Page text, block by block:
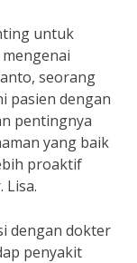
untuk
seorang
pasien dengan
pentingnya
yang baik
proaktif
Lisa.
dengan dokter
penyakit